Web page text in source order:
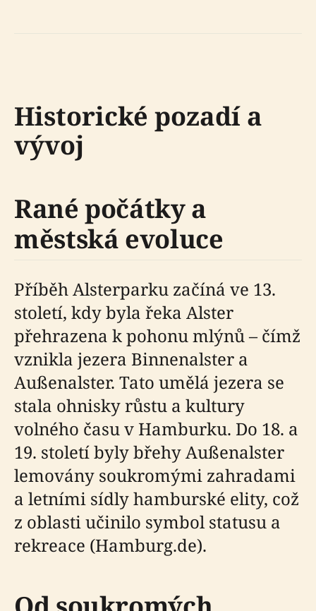
Historické pozadí a
vývoj
Rané počátky a
městská evoluce
Příběh Alsterparku začíná ve 13.
století, kdy byla řeka Alster
přehrazena k pohonu mlýnů – čímž
vznikla jezera Binnenalster a
Außenalster. Tato umělá jezera se
stala ohnisky růstu a kultury
volného času v Hamburku. Do 18. a
19. století byly břehy Außenalster
lemovány soukromými zahradami
a letními sídly hamburské elity, což
z oblasti učinilo symbol statusu a
rekreace (Hamburg.de).